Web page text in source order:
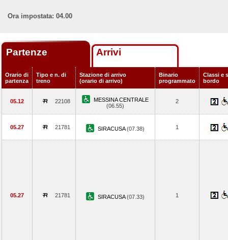
Ora impostata: 04.00
Partenze Arrivi
Orario di
partenza
Tipo e n. di
treno
Stazione di arrivo
(orario di arrivo)
Binario
programmato
Classi e
bordo
05.12 22108
MESSINA CENTRALE
(06.55)
2
05.27 21781 SIRACUSA(07.38) 1
05.27 21781 SIRACUSA(07.33) 1